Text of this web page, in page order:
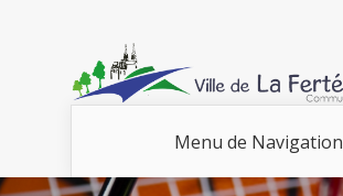
Menu de Navigation